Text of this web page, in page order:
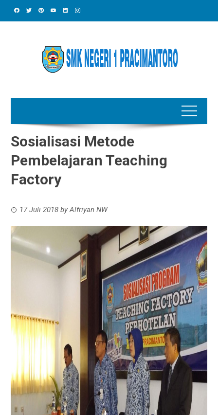
Sosialisasi Metode
Pembelajaran Teaching
Factory
17 Juli 2018 byAlfriyan NW